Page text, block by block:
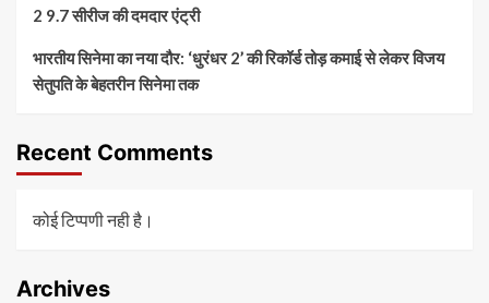
2 9.7 सीरीज की दमदार एंट्री
भारतीय सिनेमा का नया दौर: ‘धुरंधर 2’ की रिकॉर्ड तोड़ कमाई से लेकर विजय
सेतुपति के बेहतरीन सिनेमा तक
Recent Comments
कोई टिप्पणी नही है।
Archives